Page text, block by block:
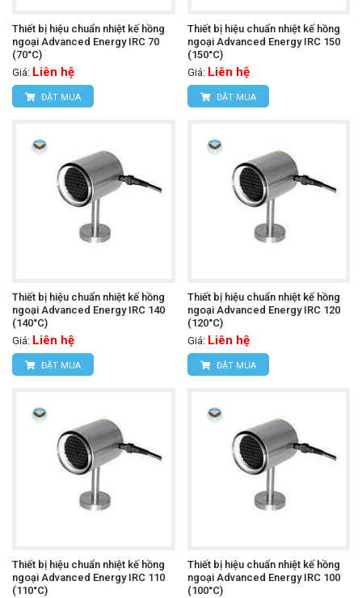
Thiết bị hiệu chuẩn nhiệt kế hồng
ngoại Advanced Energy IRC 70
(70°C)
Giá: Liên hệ
ĐẶT MUA
Thiết bị hiệu chuẩn nhiệt kế hồng
ngoại Advanced Energy IRC 150
(150°C)
Giá: Liên hệ
ĐẶT MUA
Thiết bị hiệu chuẩn nhiệt kế hồng
ngoại Advanced Energy IRC 140
(140°C)
Giá: Liên hệ
ĐẶT MUA
Thiết bị hiệu chuẩn nhiệt kế hồng
ngoại Advanced Energy IRC 120
(120°C)
Giá: Liên hệ
ĐẶT MUA
Thiết bị hiệu chuẩn nhiệt kế hồng
ngoại Advanced Energy IRC 110
(110°C)
Thiết bị hiệu chuẩn nhiệt kế hồng
ngoại Advanced Energy IRC 100
(100°C)